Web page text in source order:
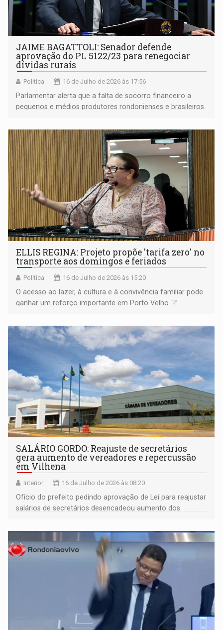
JAIME BAGATTOLI: Senador defende
aprovação do PL 5122/23 para renegociar
dívidas rurais
Política 16 de Julho de 2026 às 17:56
Parlamentar alerta que a falta de socorro financeiro a
pequenos e médios produtores rondonienses e brasileiros
ELLIS REGINA: Projeto propõe 'tarifa zero' no
transporte aos domingos e feriados
Política 16 de Julho de 2026 às 15:20
O acesso ao lazer, à cultura e à convivência familiar pode
ganhar um reforço importante em Porto Velho
SALÁRIO GORDO: Reajuste de secretários
gera aumento de vereadores e repercussão
em Vilhena
Interior 16 de Julho de 2026 às 08:20
Ofício do prefeito pedindo aprovação de Lei para reajustar
salários de secretários desencadeou aumento dos